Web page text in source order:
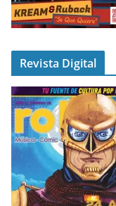
Revista Digital